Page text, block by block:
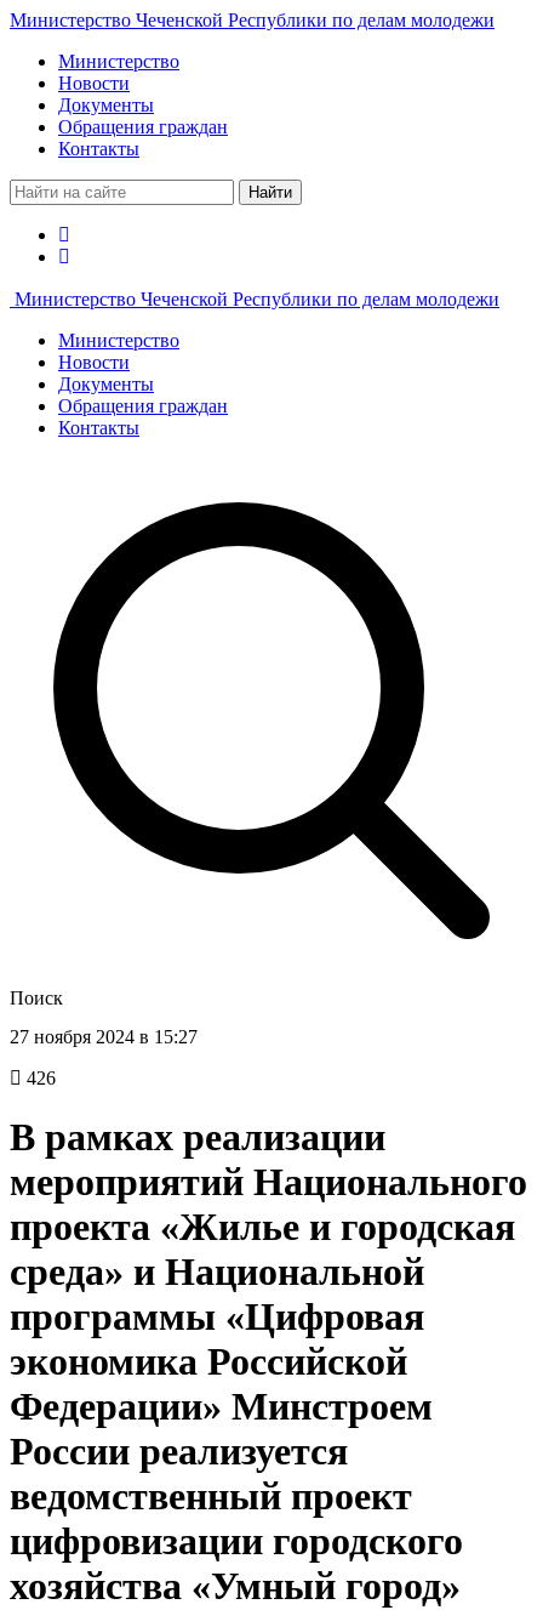
Министерство Чеченской Республики по делам молодежи
Министерство
Новости
Документы
Обращения граждан
Контакты
Найти
Министерство Чеченской Республики по делам молодежи
Министерство
Новости
Документы
Обращения граждан
Контакты
Поиск
27 ноября 2024 в 15:27
426
В рамках реализации
мероприятий Национального
проекта «Жилье и городская
среда» и Национальной
программы «Цифровая
экономика Российской
Федерации» Минстроем
России реализуется
ведомственный проект
цифровизации городского
хозяйства «Умный город»